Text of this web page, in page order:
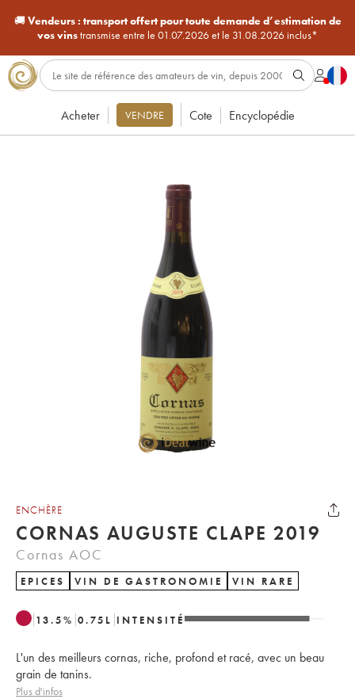
🚚Vendeurs : transport offert pour toute demande d’estimation de
vos vinstransmise entre le 01.07.2026 et le 31.08.2026 inclus*
Acheter VENDRE Cote Encyclopédie
ENCHÈRE
CORNAS AUGUSTE CLAPE 2019
Cornas AOC
EPICES VIN DE GASTRONOMIE VIN RARE
13.5% 0.75 L INTENSITÉ
L'un des meilleurs cornas, riche, profond et racé, avec un beau
grain de tanins.
Plus d'infos